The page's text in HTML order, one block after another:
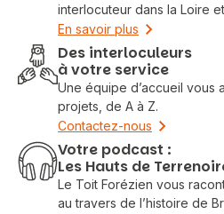
interlocuteur dans la Loire
En savoir plus
Des interloculeurs
à votre service
Une équipe d’accueil vous
projets, de A à Z.
Contactez-nous
Votre podcast :
Les Hauts de
Le Toit Forézien vous
au travers de l’histoire de